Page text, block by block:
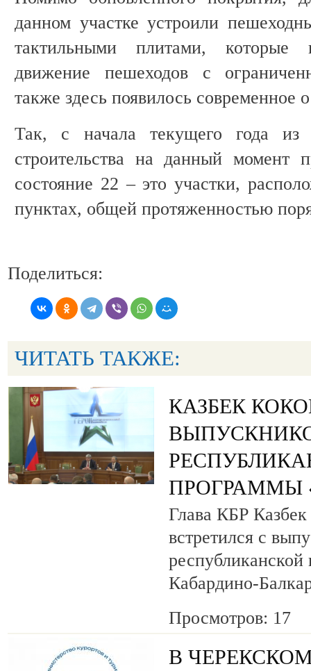
данном участке устроили
тактильными плитами, которые
движение пешеходов с
также здесь появилось современное
Так, с начала текущего года из
строительства на данный момент
состояние 22 – это участки,
пунктах, общей протяженностью
Поделиться:
ЧИТАТЬ ТАКЖЕ:
КАЗБЕК
ПРОГРАММЫ
Глава КБР Казбек
встретился с
Кабардино-
Просмотров: 17
В